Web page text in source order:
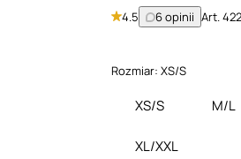
4.5 6 opinii Art.
Rozmiar: XS/S
XS/S M/L
XL/XXL